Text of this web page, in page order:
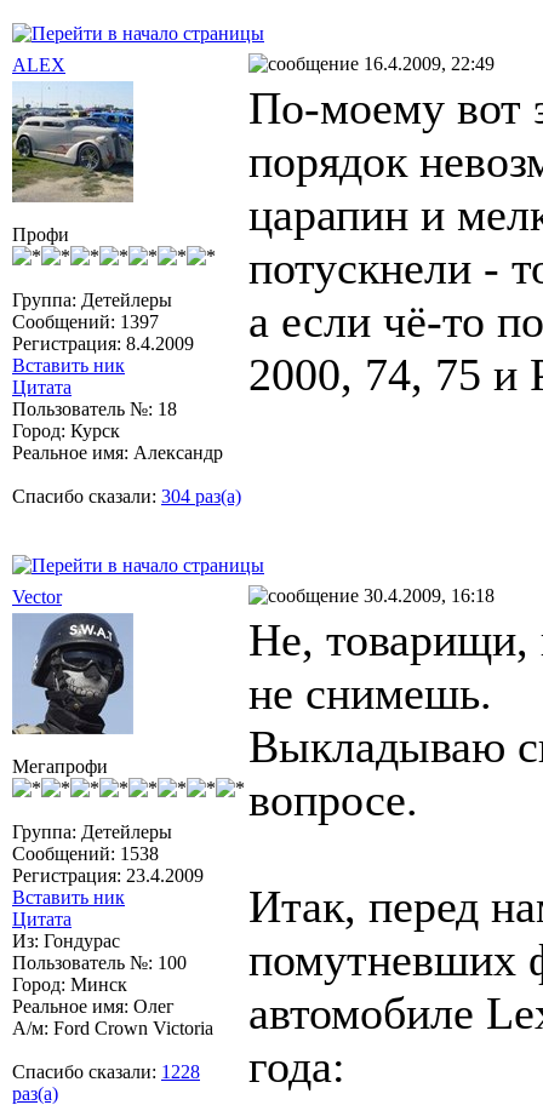
ALEX 16.4.2009, 22:49
Профи
Группа: Детейлеры
Сообщений: 1397
Регистрация: 8.4.2009
Вставить ник
Цитата
Пользователь №: 18
Город: Курск
Реальное имя: Александр
Спасибо сказали: 304 раз(а)
По-моему вот
порядок
царапин и
потускнели -
а если чё-то
2000, 74, 75 и
Vector 30.4.2009, 16:18
Мегапрофи
Группа: Детейлеры
Сообщений: 1538
Регистрация: 23.4.2009
Вставить ник
Цитата
Из: Гондурас
Пользователь №: 100
Город: Минск
Реальное имя: Олег
А/м: Ford Crown Victoria
Спасибо сказали: 1228
раз(а)
Не, товарищи,
не снимешь.
Выкладываю
вопросе.
Итак, перед
помутневших
автомобиле
года: